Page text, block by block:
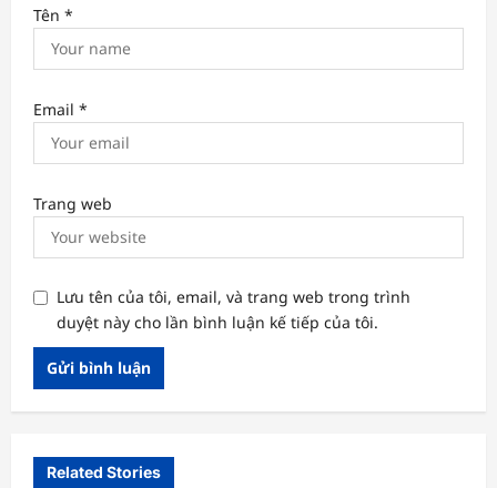
Tên *
Email *
Trang web
Lưu tên của tôi, email, và trang web trong trình
duyệt này cho lần bình luận kế tiếp của tôi.
Related Stories